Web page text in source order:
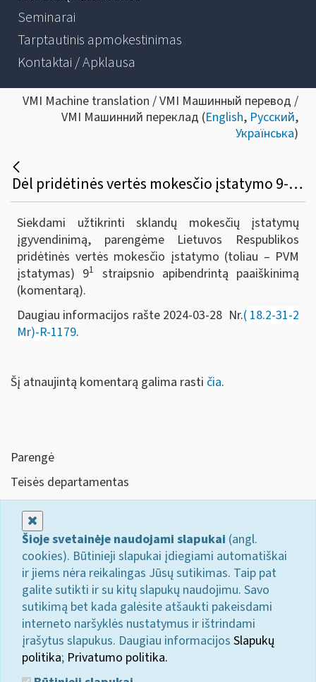
Seminarai
Tarptautinis apmokestinimas
Kontaktai / Apklausa
VMI Machine translation / VMI Машинный перевод /
VMI Машинний переклад (English, Русский,
Українська)
Dėl pridėtinės vertės mokesčio įstatymo 9-1 straipsnio apibendrinto paaiškinimo (komentaro)
Siekdami užtikrinti sklandų mokesčių įstatymų
įgyvendinimą, parengėme Lietuvos Respublikos
pridėtinės vertės mokesčio įstatymo (toliau – PVM
įstatymas) 91
straipsnio apibendrintą paaiškinimą
(komentarą).
Daugiau informacijos rašte 2024-03-28 Nr.(18.2-31-2
Mr)-R-1179.
Šį atnaujintą komentarą galima rasti čia.
Parengė
Teisės departamentas
Šioje svetainėje naudojami slapukai (angl.
cookies). Būtinieji slapukai įdiegiami automatiškai
ir jiems nėra reikalingas Jūsų sutikimas. Taip pat
galite sutikti ir su kitų slapukų naudojimu. Savo
sutikimą bet kada galėsite atšaukti pakeisdami
interneto naršyklės nustatymus ir ištrindami
įrašytus slapukus. Daugiau informacijos Slapukų
politika; Privatumo politika.